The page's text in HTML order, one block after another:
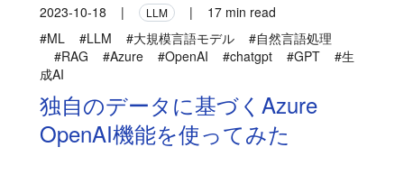
2023-10-18 | LLM |
17 min read
#ML
#LLM #大規模言語モデル
#自然言語処理
#RAG
#Azure #OpenAI #chatgpt #GPT
#生
成AI
独自のデータに基づくAzure
OpenAI機能を使ってみた